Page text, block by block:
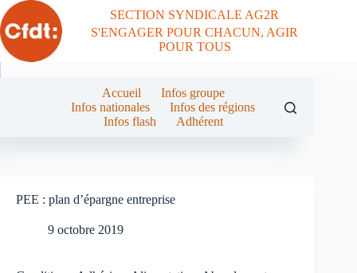
Passer
au
contenu
SECTION SYNDICALE AG2R
S'ENGAGER POUR CHACUN, AGIR
POUR TOUS
Accueil
Infos groupe
Infos nationales
Infos des régions
Infos flash
Adhérent
PEE : plan d’épargne entreprise
9 octobre 2019